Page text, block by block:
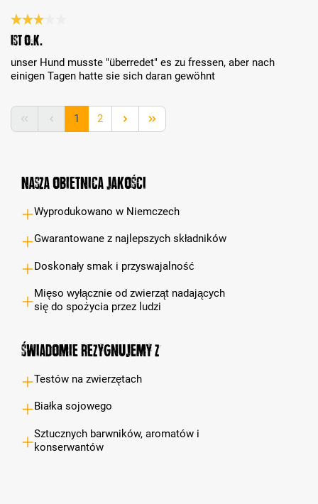
Recenzja z oceną 3 spośród 5 gwiazdek
ist o.k.
unser Hund musste "überredet" es zu fressen, aber nach
einigen Tagen hatte sie sich daran gewöhnt
Strona
1 Strona
2
Nasza obietnica jakości
Wyprodukowano w Niemczech
Gwarantowane z najlepszych składników
Doskonały smak i przyswajalność
Mięso wyłącznie od zwierząt nadających
się do spożycia przez ludzi
Świadomie rezygnujemy z
Testów na zwierzętach
Białka sojowego
Sztucznych barwników, aromatów i
konserwantów